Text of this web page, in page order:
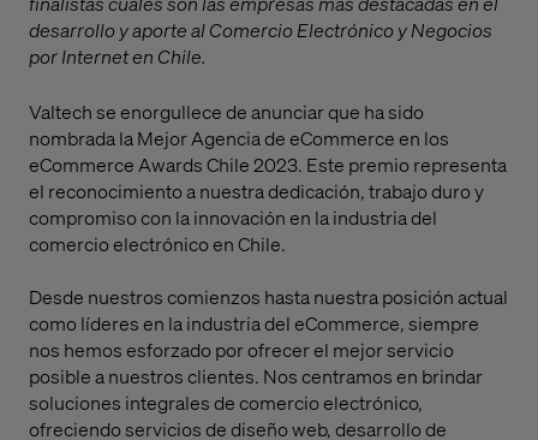
desarrollo y aporte al Comercio Electrónico y Negocios
por Internet en Chile.
Valtech se enorgullece de anunciar que ha sido
nombrada la Mejor Agencia de eCommerce en los
eCommerce Awards Chile 2023. Este premio representa
el reconocimiento a nuestra dedicación, trabajo duro y
compromiso con la innovación en la industria del
comercio electrónico en Chile.
Desde nuestros comienzos hasta nuestra posición actual
como líderes en la industria del eCommerce, siempre
nos hemos esforzado por ofrecer el mejor servicio
posible a nuestros clientes. Nos centramos en brindar
soluciones integrales de comercio electrónico,
ofreciendo servicios de diseño web, desarrollo de